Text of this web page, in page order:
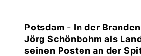
Potsdam - In der
Jörg Schönbohm als
seinen Posten an der